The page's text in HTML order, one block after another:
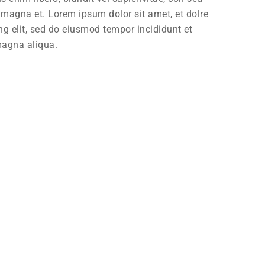
et. Lorem ipsum dolor sit amet, et dolre
elit, sed do eiusmod tempor incididunt et
aliqua.